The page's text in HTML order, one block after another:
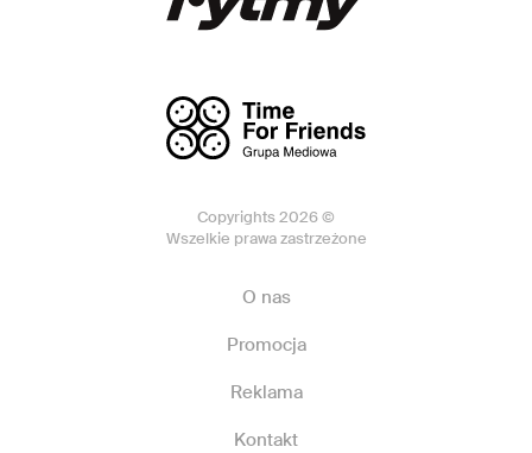
Copyrights 2026 ©
Wszelkie prawa zastrzeżone
O nas
Promocja
Reklama
Kontakt